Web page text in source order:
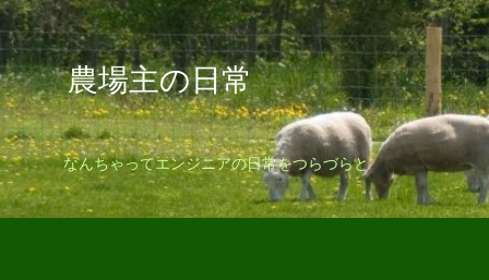
農場主の日常
なんちゃってエンジニアの日常をつらづらと